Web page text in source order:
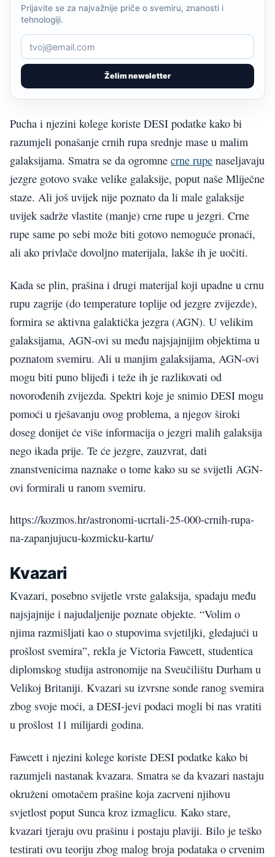
Želim newsletter
Prijavite se za najvažnije priče o svemiru, znanosti i
tehnologiji.
Pucha i njezini kolege koriste DESI podatke kako bi
razumjeli ponašanje crnih rupa srednje mase u malim
galaksijama. Smatra se da ogromne crne rupe naseljavaju
jezgre gotovo svake velike galaksije, poput naše Mliječne
staze. Ali još uvijek nije poznato da li male galaksije
uvijek sadrže vlastite (manje) crne rupe u jezgri. Crne
rupe same po sebi može biti gotovo nemoguće pronaći,
ali ako privlače dovoljno materijala, lakše ih je uočiti.
Kada se plin, prašina i drugi materijal koji upadne u crnu
rupu zagrije (do temperature toplije od jezgre zvijezde),
formira se aktivna galaktička jezgra (AGN). U velikim
galaksijama, AGN-ovi su među najsjajnijim objektima u
poznatom svemiru. Ali u manjim galaksijama, AGN-ovi
mogu biti puno blijeđi i teže ih je razlikovati od
novorođenih zvijezda. Spektri koje je snimio DESI mogu
pomoći u rješavanju ovog problema, a njegov široki
doseg donijet će više informacija o jezgri malih galaksija
nego ikada prije. Te će jezgre, zauzvrat, dati
znanstvenicima naznake o tome kako su se svijetli AGN-
ovi formirali u ranom svemiru.
https://kozmos.hr/astronomi-ucrtali-25-000-crnih-rupa-
na-zapanjujucu-kozmicku-kartu/
Kvazari
Kvazari, posebno svijetle vrste galaksija, spadaju među
najsjajnije i najudaljenije poznate objekte. “Volim o
njima razmišljati kao o stupovima svjetiljki, gledajući u
prošlost svemira”, rekla je Victoria Fawcett, studentica
diplomskog studija astronomije na Sveučilištu Durham u
Velikoj Britaniji. Kvazari su izvrsne sonde ranog svemira
zbog svoje moći, a DESI-jevi podaci mogli bi nas vratiti
u prošlost 11 milijardi godina.
Fawcett i njezini kolege koriste DESI podatke kako bi
razumjeli nastanak kvazara. Smatra se da kvazari nastaju
okruženi omotačem prašine koja zacrveni njihovu
svjetlost poput Sunca kroz izmaglicu. Kako stare,
kvazari tjeraju ovu prašinu i postaju plaviji. Bilo je teško
testirati ovu teoriju zbog malog broja podataka o crvenim